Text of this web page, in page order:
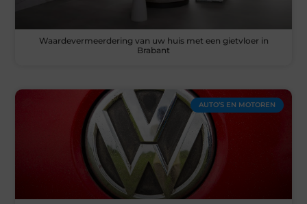
Waardevermeerdering van uw huis met een gietvloer in
Brabant
AUTO’S EN MOTOREN